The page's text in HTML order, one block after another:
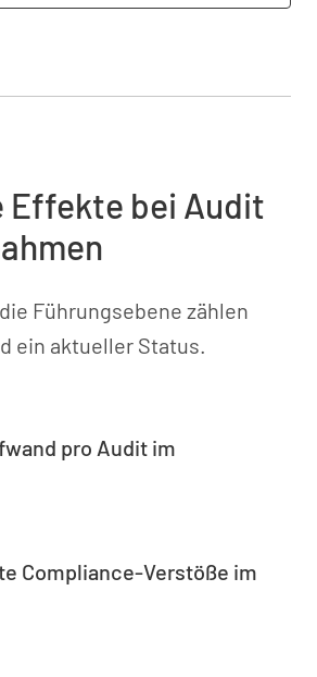
Effekte bei Audit
Führungsebene zählen
ein aktueller Status.
pro Audit im
Compliance-Verstöße im